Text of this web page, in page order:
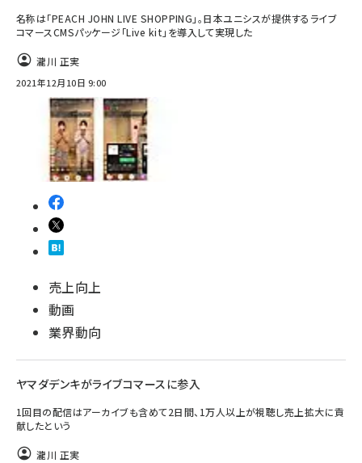
名称は「PEACH JOHN LIVE SHOPPING」。日本ユニシスが提供するライブ
コマースCMSパッケージ「Live kit」を導入して実現した
瀧川 正実
2021年12月10日 9:00
売上向上
動画
業界動向
ヤマダデンキがライブコマースに参入
1回目の配信はアーカイブも含めて2日間、1万人以上が視聴し売上拡大に貢
献したという
瀧川 正実